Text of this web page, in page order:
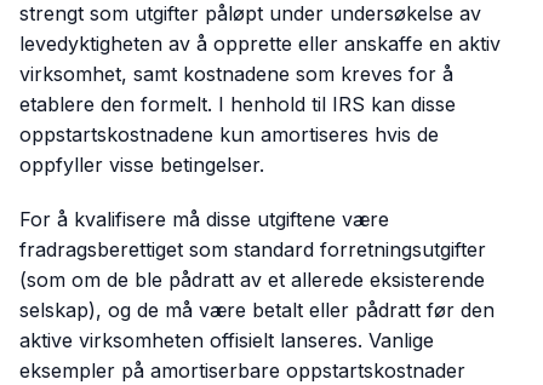
strengt som utgifter påløpt under undersøkelse av
levedyktigheten av å opprette eller anskaffe en aktiv
virksomhet, samt kostnadene som kreves for å
etablere den formelt. I henhold til IRS kan disse
oppstartskostnadene kun amortiseres hvis de
oppfyller visse betingelser.
For å kvalifisere må disse utgiftene være
fradragsberettiget som standard forretningsutgifter
(som om de ble pådratt av et allerede eksisterende
selskap), og de må være betalt eller pådratt før den
aktive virksomheten offisielt lanseres. Vanlige
eksempler på amortiserbare oppstartskostnader